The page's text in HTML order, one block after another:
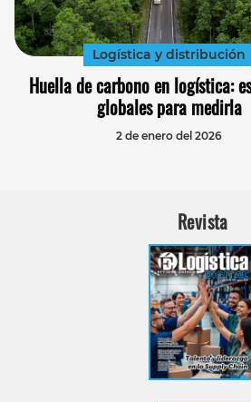
Logística y distribución
Huella de carbono en logística:
globales para medirla
2 de enero del 2026
Revista